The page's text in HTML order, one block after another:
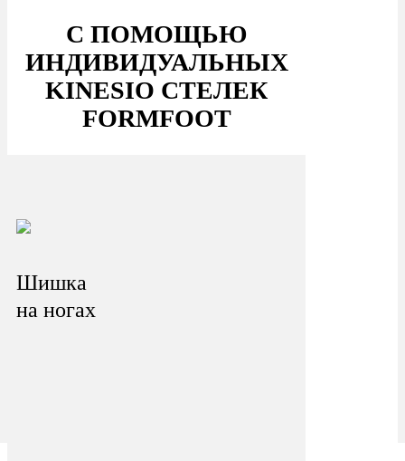
С ПОМОЩЬЮ
ИНДИВИДУАЛЬНЫХ
KINESIO СТЕЛЕК
FORMFOOT
Шишка
на ногах